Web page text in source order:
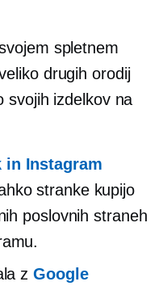
spletnem
drugih orodij
svojih izdelkov na
in Instagram
stranke kupijo
poslovnih straneh
zGoogle